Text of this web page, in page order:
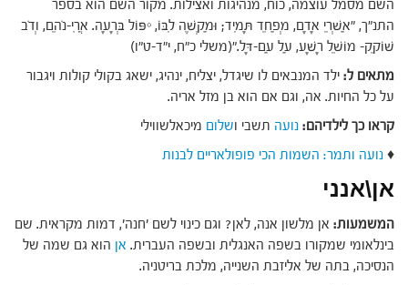
השם מסמל עוצמה, כוח, מנהיגות ואצילות. מקור השם הוא בספר
התנ"ך, "אַשְׁרֵי אָדָם, מְפַחֵד תָּמִיד; וּמַקְשֶׁה לִבּוֹ, יִפּוֹל בְּרָעָה. אֲרִי-נֹהֵם, וְדֹב
שׁוֹקֵק- מוֹשֵׁל רָשָׁע, עַל עַם-דָּל."(משלי כ"ח, י"ד-ט"ו)
מתאים ל: ילד המנבאים לו שיגדל, יצליח, ינהיג, ישאג בקולי קולות ויגבור
על כל החיות. אה, וגם אם הוא בן מזל אריה.
קראו כך לילדיהם: נועה תשבי ושלום מיכאלשווילי
♦ נועה ותמר: השמות הכי פופולאריים לבנות
אן\אנני
המשמעות: אן מלשון אנה, לאן? וגם כינוי לשם 'חנה', דמות מקראית. שם
בינלאומי שמקורו בשפה האנגלית ובשפה העברית. אן הוא גם שמה של
הנסיכה, בתה של אליזבת השנייה, מלכת בריטניה.